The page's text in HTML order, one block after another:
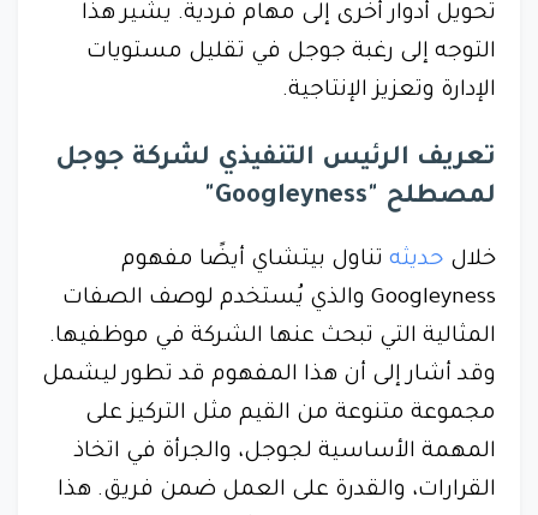
تحويل أدوار أخرى إلى مهام فردية. يشير هذا
التوجه إلى رغبة جوجل في تقليل مستويات
الإدارة وتعزيز الإنتاجية.
تعريف الرئيس التنفيذي لشركة جوجل
لمصطلح "Googleyness"
خلال حديثه تناول بيتشاي أيضًا مفهوم
Googleyness والذي يُستخدم لوصف الصفات
المثالية التي تبحث عنها الشركة في موظفيها.
وقد أشار إلى أن هذا المفهوم قد تطور ليشمل
مجموعة متنوعة من القيم مثل التركيز على
المهمة الأساسية لجوجل، والجرأة في اتخاذ
القرارات، والقدرة على العمل ضمن فريق. هذا